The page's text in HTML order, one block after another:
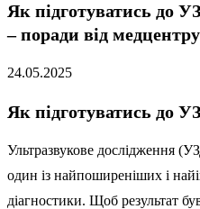
Як підготуватись до
– поради від
24.05.2025
Як підготуватись до
Ультразвукове дослідження
один із найпоширеніших і
діагностики. Щоб результат